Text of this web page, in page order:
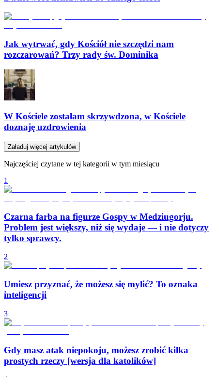
Jak wytrwać, gdy Kościół nie szczędzi nam
rozczarowań? Trzy rady św. Dominika
W Kościele zostałam skrzywdzona, w Kościele
doznaję uzdrowienia
Załaduj więcej artykułów
Najczęściej czytane w tej kategorii w tym miesiącu
1
Czarna farba na figurze Gospy w Medziugorju.
Problem jest większy, niż się wydaje — i nie dotyczy
tylko sprawcy.
2
Umiesz przyznać, że możesz się mylić? To oznaka
inteligencji
3
Gdy masz atak niepokoju, możesz zrobić kilka
prostych rzeczy [wersja dla katolików]